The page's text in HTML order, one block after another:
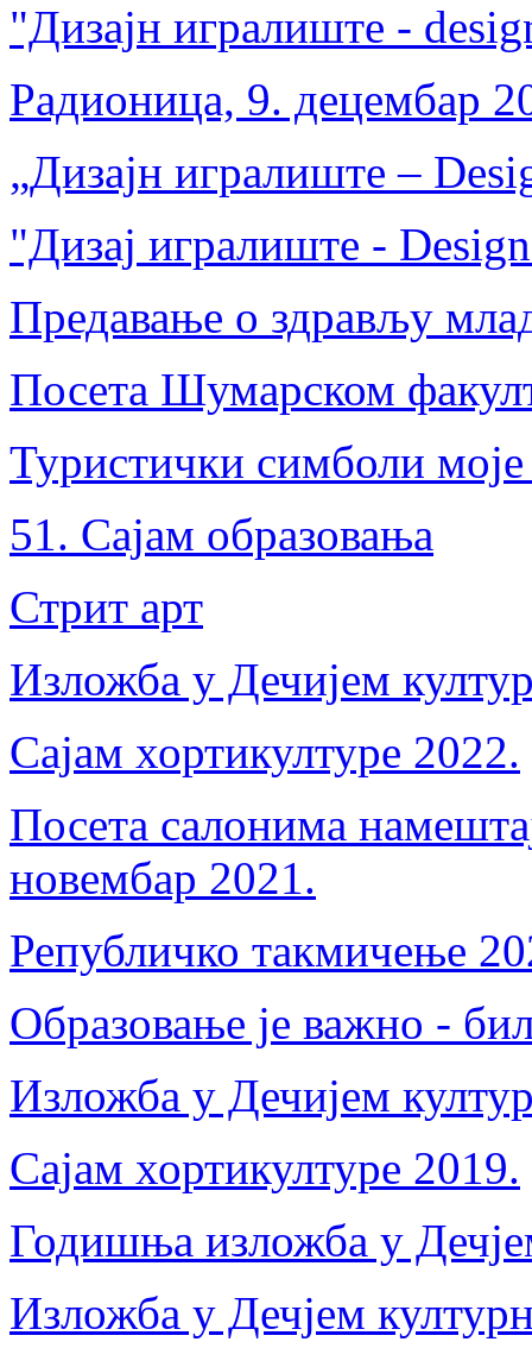
"Дизајн игралиште -
Радионица, 9. децембар
„Дизајн игралиште –
"Дизај игралиште -
Предавање о здрављу
Посета Шумарском
Туристички симболи
51. Сајам образовања
Стрит арт
Изложба у Дечијем
Сајам хортикултуре 2022.
Посета салонима
новембар 2021.
Републичко такмичење
Образовање је важно -
Изложба у Дечијем
Сајам хортикултуре 2019.
Годишња изложба у
Изложба у Дечјем